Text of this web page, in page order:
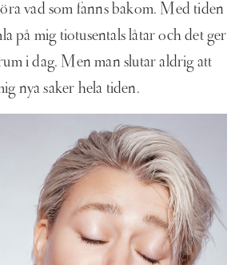
vad som fanns bakom. Med tiden
på mig tiotusentals låtar och det ger
i dag. Men man slutar aldrig att
nya saker hela tiden.